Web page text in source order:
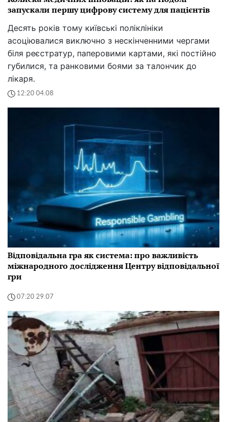
запускали першу цифрову систему для пацієнтів
Десять років тому київські поліклініки
асоціювалися виключно з нескінченними чергами
біля реєстратур, паперовими картами, які постійно
губилися, та ранковими боями за талончик до
лікаря.
12:20 04.08
Відповідальна гра як система: про важливість
міжнародного дослідження Центру відповідальної
гри
07:20 29.07